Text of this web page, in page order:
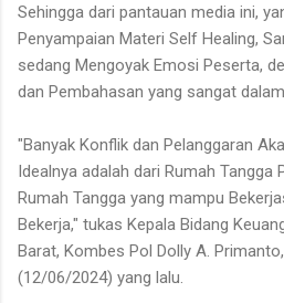
Sehingga dari pantauan media ini,
Penyampaian Materi Self Healing,
sedang Mengoyak Emosi Peserta,
dan Pembahasan yang sangat
"Banyak Konflik dan Pelanggaran
Idealnya adalah dari Rumah Tangga
Rumah Tangga yang mampu
Bekerja," tukas Kepala Bidang
Barat, Kombes Pol Dolly A.
(12/06/2024) yang lalu.